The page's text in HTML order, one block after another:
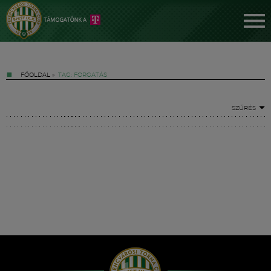
FŐOLDAL » TAG: FORGATÁS
SZŰRÉS
Hírek